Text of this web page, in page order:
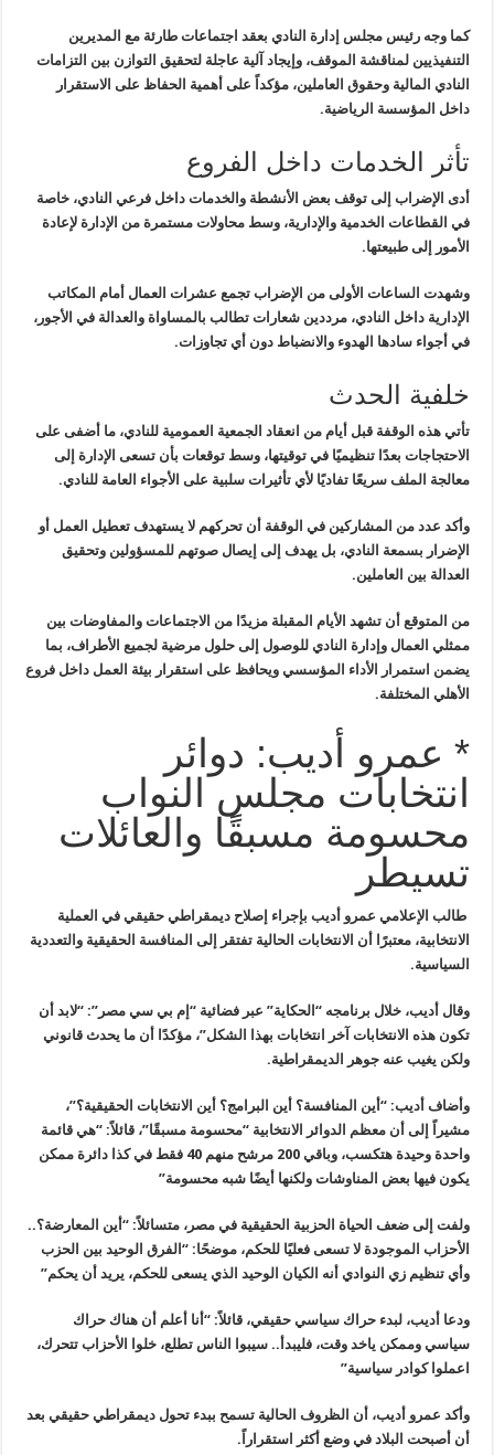
كما وجه رئيس مجلس إدارة النادي بعقد اجتماعات طارئة مع المديرين
التنفيذيين لمناقشة الموقف، وإيجاد آلية عاجلة لتحقيق التوازن بين التزامات
النادي المالية وحقوق العاملين، مؤكداً على أهمية الحفاظ على الاستقرار
داخل المؤسسة الرياضية.
تأثر الخدمات داخل الفروع
أدى الإضراب إلى توقف بعض الأنشطة والخدمات داخل فرعي النادي، خاصة
في القطاعات الخدمية والإدارية، وسط محاولات مستمرة من الإدارة لإعادة
الأمور إلى طبيعتها.
وشهدت الساعات الأولى من الإضراب تجمع عشرات العمال أمام المكاتب
الإدارية داخل النادي، مرددين شعارات تطالب بالمساواة والعدالة في الأجور،
في أجواء سادها الهدوء والانضباط دون أي تجاوزات.
خلفية الحدث
تأتي هذه الوقفة قبل أيام من انعقاد الجمعية العمومية للنادي، ما أضفى على
الاحتجاجات بعدًا تنظيميًا في توقيتها، وسط توقعات بأن تسعى الإدارة إلى
معالجة الملف سريعًا تفاديًا لأي تأثيرات سلبية على الأجواء العامة للنادي.
وأكد عدد من المشاركين في الوقفة أن تحركهم لا يستهدف تعطيل العمل أو
الإضرار بسمعة النادي، بل يهدف إلى إيصال صوتهم للمسؤولين وتحقيق
العدالة بين العاملين.
من المتوقع أن تشهد الأيام المقبلة مزيدًا من الاجتماعات والمفاوضات بين
ممثلي العمال وإدارة النادي للوصول إلى حلول مرضية لجميع الأطراف، بما
يضمن استمرار الأداء المؤسسي ويحافظ على استقرار بيئة العمل داخل فروع
الأهلي المختلفة.
* عمرو أديب: دوائر
انتخابات مجلس النواب
محسومة مسبقًا والعائلات
تسيطر
طالب الإعلامي عمرو أديب بإجراء إصلاح ديمقراطي حقيقي في العملية
الانتخابية، معتبرًا أن الانتخابات الحالية تفتقر إلى المنافسة الحقيقية والتعددية
السياسية.
وقال أديب، خلال برنامجه “الحكاية” عبر فضائية “إم بي سي مصر”: “لابد أن
تكون هذه الانتخابات آخر انتخابات بهذا الشكل”، مؤكدًا أن ما يحدث قانوني
ولكن يغيب عنه جوهر الديمقراطية.
وأضاف أديب: “أين المنافسة؟ أين البرامج؟ أين الانتخابات الحقيقية؟”،
مشيراً إلى أن معظم الدوائر الانتخابية “محسومة مسبقًا”، قائلاً: “هي قائمة
واحدة وحيدة
هتكسب، وباقي 200 مرشح منهم 40 فقط في كذا دائرة ممكن
يكون فيها بعض المناوشات ولكنها أيضًا شبه محسومة”
ولفت إلى ضعف الحياة الحزبية الحقيقية في مصر، متسائلاً: “أين المعارضة؟..
الأحزاب الموجودة لا تسعى فعليًا للحكم، موضحًا: “الفرق الوحيد بين الحزب
وأي تنظيم زي النوادي أنه الكيان الوحيد الذي يسعى للحكم، يريد أن يحكم”
ودعا أديب، لبدء حراك سياسي حقيقي، قائلاً: “أنا أعلم أن هناك حراك
سياسي وممكن ياخد وقت، فليبدأ.. سيبوا الناس تطلع، خلوا الأحزاب تتحرك،
اعملوا كوادر سياسية”
وأكد عمرو أديب، أن الظروف الحالية تسمح ببدء تحول ديمقراطي حقيقي بعد
أن أصبحت البلاد في وضع أكثر استقراراً .